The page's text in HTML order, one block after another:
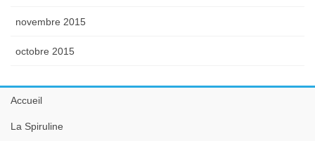
novembre 2015
octobre 2015
Accueil
La Spiruline